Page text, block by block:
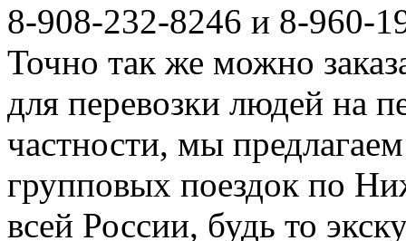
8-908-232-8246 и 8-960-
Точно так же можно
для перевозки людей на
частности, мы
групповых поездок по
всей России, будь то